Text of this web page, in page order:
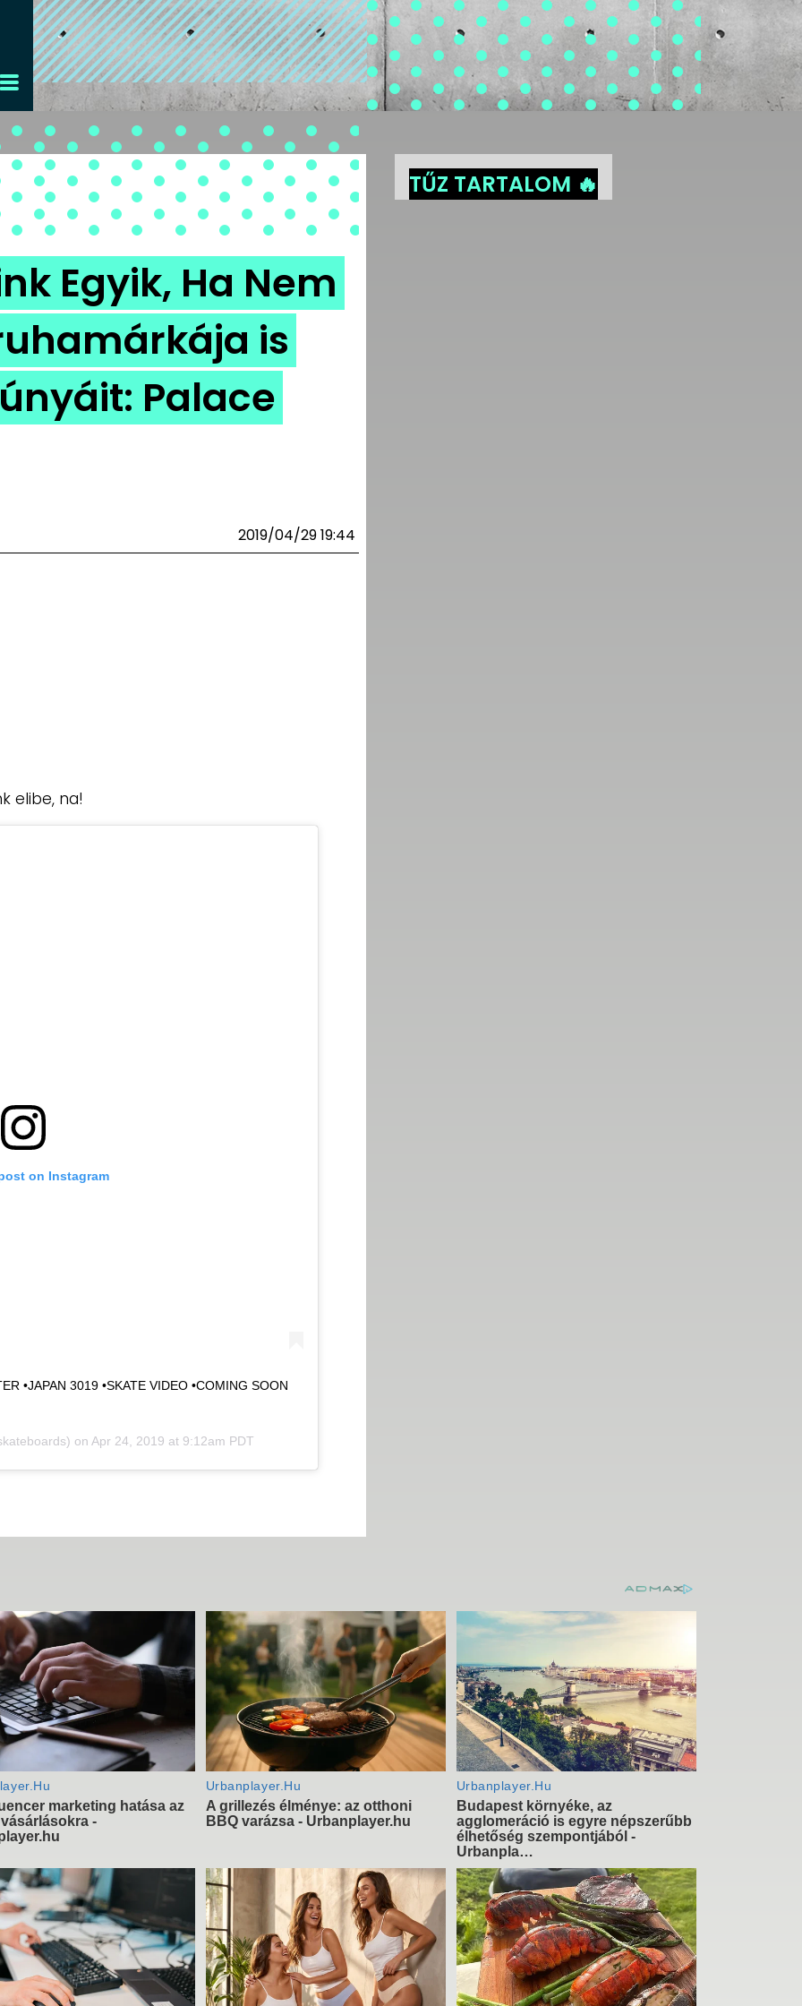
Egyik, Ha Nem
is
Palace
2019/04/29 19:44
elibe, na!
on Instagram
•JAPAN 3019 •SKATE VIDEO •COMING SOON
on Apr 24, 2019 at 9:12am PDT
TŰZ TARTALOM 🔥